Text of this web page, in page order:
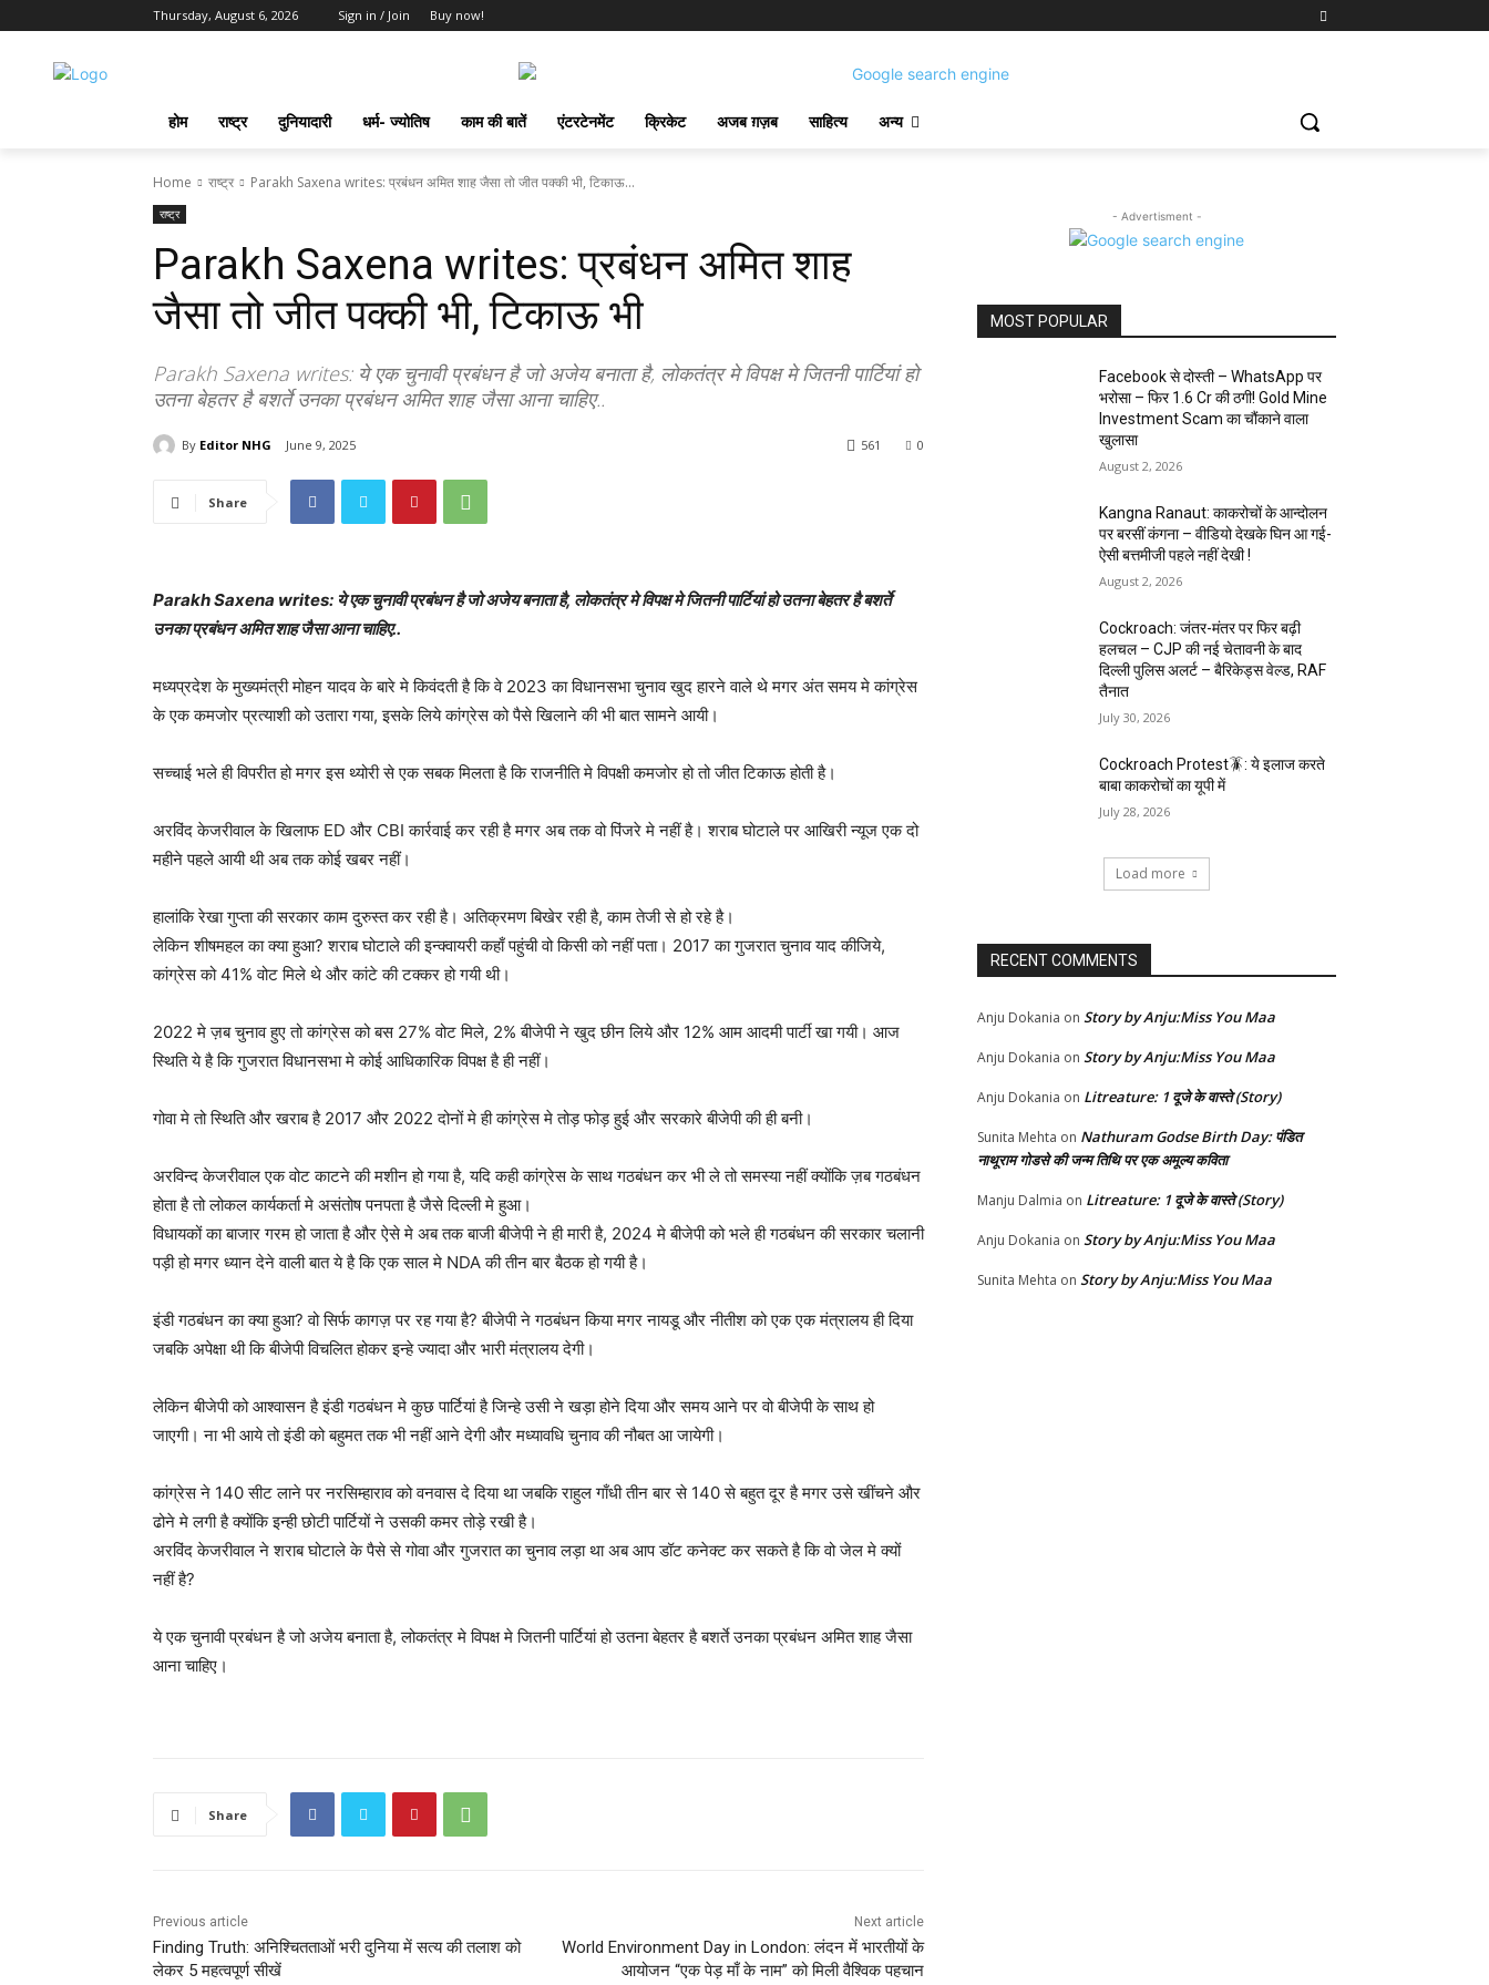
Thursday, August 6, 2026 Sign in / Join Buy now!
होम राष्ट्र दुनियादारी धर्म- ज्योतिष काम की बातें एंटरटेनमेंट क्रिकेट अजब ग़ज़ब साहित्य अन्य
Home राष्ट्र Parakh Saxena writes: प्रबंधन अमित शाह जैसा तो जीत पक्की भी, टिकाऊ...
राष्ट्र
Parakh Saxena writes: प्रबंधन अमित शाह
जैसा तो जीत पक्की भी, टिकाऊ भी
Parakh Saxena writes: ये एक चुनावी प्रबंधन है जो अजेय बनाता है, लोकतंत्र मे विपक्ष मे जितनी पार्टियां हो
उतना बेहतर है बशर्ते उनका प्रबंधन अमित शाह जैसा आना चाहिए..
By Editor NHG June 9, 2025 0
561
Share
Parakh Saxena writes: ये एक चुनावी प्रबंधन है जो अजेय बनाता है, लोकतंत्र मे विपक्ष मे जितनी पार्टियां हो उतना बेहतर है बशर्ते
उनका प्रबंधन अमित शाह जैसा आना चाहिए..
मध्यप्रदेश के मुख्यमंत्री मोहन यादव के बारे मे किवंदती है कि वे 2023 का विधानसभा चुनाव खुद हारने वाले थे मगर अंत समय मे कांग्रेस
के एक कमजोर प्रत्याशी को उतारा गया, इसके लिये कांग्रेस को पैसे खिलाने की भी बात सामने आयी।
सच्चाई भले ही विपरीत हो मगर इस थ्योरी से एक सबक मिलता है कि राजनीति मे विपक्षी कमजोर हो तो जीत टिकाऊ होती है।
अरविंद केजरीवाल के खिलाफ ED और CBI कार्रवाई कर रही है मगर अब तक वो पिंजरे मे नहीं है। शराब घोटाले पर आखिरी न्यूज एक दो
महीने पहले आयी थी अब तक कोई खबर नहीं।
हालांकि रेखा गुप्ता की सरकार काम दुरुस्त कर रही है। अतिक्रमण बिखेर रही है, काम तेजी से हो रहे है।
लेकिन शीषमहल का क्या हुआ? शराब घोटाले की इन्क्वायरी कहाँ पहुंची वो किसी को नहीं पता। 2017 का गुजरात चुनाव याद कीजिये,
कांग्रेस को 41% वोट मिले थे और कांटे की टक्कर हो गयी थी।
2022 मे ज़ब चुनाव हुए तो कांग्रेस को बस 27% वोट मिले, 2% बीजेपी ने खुद छीन लिये और 12% आम आदमी पार्टी खा गयी। आज
स्थिति ये है कि गुजरात विधानसभा मे कोई आधिकारिक विपक्ष है ही नहीं।
गोवा मे तो स्थिति और खराब है 2017 और 2022 दोनों मे ही कांग्रेस मे तोड़ फोड़ हुई और सरकारे बीजेपी की ही बनी।
अरविन्द केजरीवाल एक वोट काटने की मशीन हो गया है, यदि कही कांग्रेस के साथ गठबंधन कर भी ले तो समस्या नहीं क्योंकि ज़ब गठबंधन
होता है तो लोकल कार्यकर्ता मे असंतोष पनपता है जैसे दिल्ली मे हुआ।
विधायकों का बाजार गरम हो जाता है और ऐसे मे अब तक बाजी बीजेपी ने ही मारी है, 2024 मे बीजेपी को भले ही गठबंधन की सरकार चलानी
पड़ी हो मगर ध्यान देने वाली बात ये है कि एक साल मे NDA की तीन बार बैठक हो गयी है।
इंडी गठबंधन का क्या हुआ? वो सिर्फ कागज़ पर रह गया है? बीजेपी ने गठबंधन किया मगर नायडू और नीतीश को एक एक मंत्रालय ही दिया
जबकि अपेक्षा थी कि बीजेपी विचलित होकर इन्हे ज्यादा और भारी मंत्रालय देगी।
लेकिन बीजेपी को आश्वासन है इंडी गठबंधन मे कुछ पार्टियां है जिन्हे उसी ने खड़ा होने दिया और समय आने पर वो बीजेपी के साथ हो
जाएगी। ना भी आये तो इंडी को बहुमत तक भी नहीं आने देगी और मध्यावधि चुनाव की नौबत आ जायेगी।
कांग्रेस ने 140 सीट लाने पर नरसिम्हाराव को वनवास दे दिया था जबकि राहुल गाँधी तीन बार से 140 से बहुत दूर है मगर उसे खींचने और
ढोने मे लगी है क्योंकि इन्ही छोटी पार्टियों ने उसकी कमर तोड़े रखी है।
अरविंद केजरीवाल ने शराब घोटाले के पैसे से गोवा और गुजरात का चुनाव लड़ा था अब आप डॉट कनेक्ट कर सकते है कि वो जेल मे क्यों
नहीं है?
ये एक चुनावी प्रबंधन है जो अजेय बनाता है, लोकतंत्र मे विपक्ष मे जितनी पार्टियां हो उतना बेहतर है बशर्ते उनका प्रबंधन अमित शाह जैसा
आना चाहिए।
Share
Previous article
Finding Truth: अनिश्चितताओं भरी दुनिया में सत्य की तलाश को
लेकर 5 महत्वपूर्ण सीखें
Next article
World Environment Day in London: लंदन में भारतीयों के
आयोजन “एक पेड़ माँ के नाम” को मिली वैश्विक पहचान
- Advertisment -
MOST POPULAR
Facebook से दोस्ती – WhatsApp पर
भरोसा – फिर 1.6 Cr की ठगी! Gold Mine
Investment Scam का चौंकाने वाला
खुलासा
August 2, 2026
Kangna Ranaut: काकरोचों के आन्दोलन
पर बरसीं कंगना – वीडियो देखके घिन आ गई-
ऐसी बत्तमीजी पहले नहीं देखी !
August 2, 2026
Cockroach: जंतर-मंतर पर फिर बढ़ी
हलचल – CJP की नई चेतावनी के बाद
दिल्ली पुलिस अलर्ट – बैरिकेड्स वेल्ड, RAF
तैनात
July 30, 2026
Cockroach Protest🪳: ये इलाज करते
बाबा काकरोचों का यूपी में
July 28, 2026
Load more
RECENT COMMENTS
Anju Dokania on Story by Anju:Miss You Maa
Anju Dokania on Story by Anju:Miss You Maa
Anju Dokania on Litreature: 1 दूजे के वास्ते (Story)
Sunita Mehta on Nathuram Godse Birth Day: पंडित
नाथूराम गोडसे की जन्म तिथि पर एक अमूल्य कविता
Manju Dalmia on Litreature: 1 दूजे के वास्ते (Story)
Anju Dokania on Story by Anju:Miss You Maa
Sunita Mehta on Story by Anju:Miss You Maa